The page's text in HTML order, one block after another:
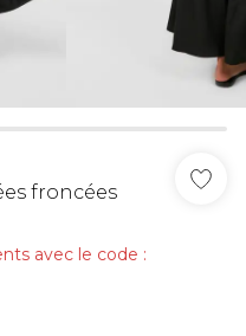
froncées
avec le code :